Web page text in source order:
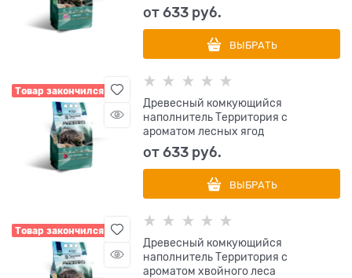
от633 руб.
ВЫБРАТЬ
Товар закончился
Древесный комкующийся
наполнитель Территория с
ароматом лесных ягод
от633 руб.
ВЫБРАТЬ
Товар закончился
Древесный комкующийся
наполнитель Территория с
ароматом хвойного леса